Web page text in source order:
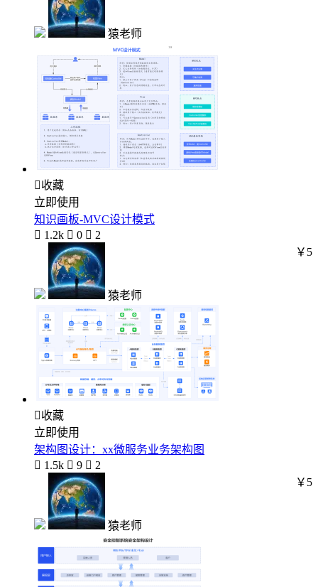
猿老师
收藏
立即使用
知识画板-MVC设计模式
 1.2k  0  2
猿老师
￥5
收藏
立即使用
架构图设计：xx微服务业务架构图
 1.5k  9  2
猿老师
￥5